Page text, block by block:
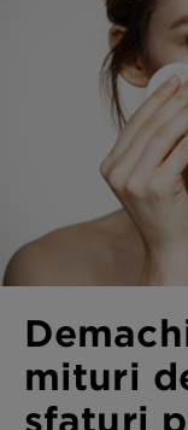
mituri
sfaturi